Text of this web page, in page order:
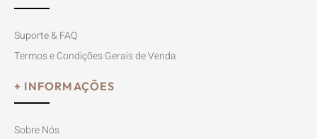
Suporte & FAQ
Termos e Condições Gerais de Venda
+ INFORMAÇÕES
Sobre Nós